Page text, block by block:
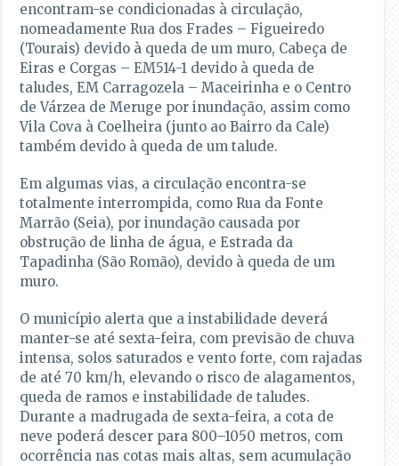
encontram-se condicionadas à circulação,
nomeadamente Rua dos Frades – Figueiredo
(Tourais) devido à queda de um muro, Cabeça de
Eiras e Corgas – EM514-1 devido à queda de
taludes, EM Carragozela – Maceirinha e o Centro
de Várzea de Meruge por inundação, assim como
Vila Cova à Coelheira (junto ao Bairro da Cale)
também devido à queda de um talude.
Em algumas vias, a circulação encontra-se
totalmente interrompida, como Rua da Fonte
Marrão (Seia), por inundação causada por
obstrução de linha de água, e Estrada da
Tapadinha (São Romão), devido à queda de um
muro.
O município alerta que a instabilidade deverá
manter-se até sexta-feira, com previsão de chuva
intensa, solos saturados e vento forte, com rajadas
de até 70 km/h, elevando o risco de alagamentos,
queda de ramos e instabilidade de taludes.
Durante a madrugada de sexta-feira, a cota de
neve poderá descer para 800–1050 metros, com
ocorrência nas cotas mais altas, sem acumulação